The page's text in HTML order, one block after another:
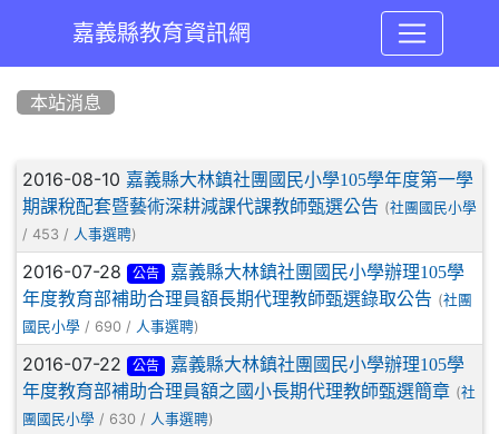
嘉義縣教育資訊網
本站消息
文章列表
2016-08-10 嘉義縣大林鎮社團國民小學105學年度第一學
期課稅配套暨藝術深耕減課代課教師甄選公告 (社團國民小學
/ 453 / 人事選聘)
2016-07-28 公告
嘉義縣大林鎮社團國民小學辦理105學
年度教育部補助合理員額長期代理教師甄選錄取公告 (社團
國民小學 / 690 / 人事選聘)
2016-07-22 公告
嘉義縣大林鎮社團國民小學辦理105學
年度教育部補助合理員額之國小長期代理教師甄選簡章 (社
團國民小學 / 630 / 人事選聘)